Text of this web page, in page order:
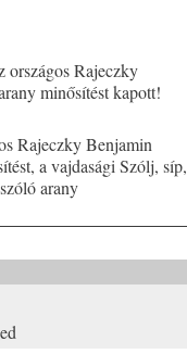
országos Rajeczky
minősítést kapott!
Rajeczky Benjamin
a vajdasági Szólj, síp,
arany